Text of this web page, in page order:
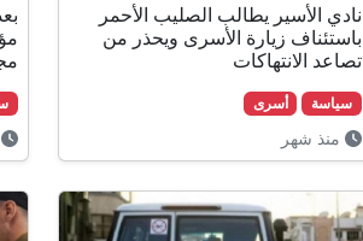
نادي الأسير يطالب الصليب الأحمر
باستئناف زيارة الأسرى ويحذر من
تصاعد الانتهاكات
سياسة أسرى
منذ شهر